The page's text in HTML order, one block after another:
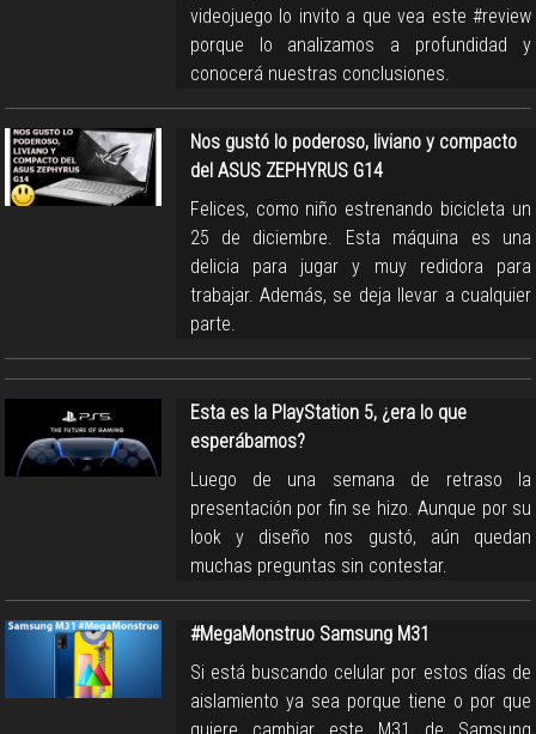
videojuego lo invito a que vea este #review
porque lo analizamos a profundidad y
conocerá nuestras conclusiones.
Nos gustó lo poderoso, liviano y compacto
del ASUS ZEPHYRUS G14
Felices, como niño estrenando bicicleta un
25 de diciembre. Esta máquina es una
delicia para jugar y muy redidora para
trabajar. Además, se deja llevar a cualquier
parte.
Esta es la PlayStation 5, ¿era lo que
esperábamos?
Luego de una semana de retraso la
presentación por fin se hizo. Aunque por su
look y diseño nos gustó, aún quedan
muchas preguntas sin contestar.
#MegaMonstruo Samsung M31
Si está buscando celular por estos días de
aislamiento ya sea porque tiene o por que